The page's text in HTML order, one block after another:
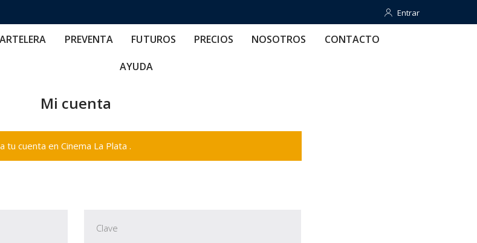
Entrar
Entrar
PREVENTA FUTUROS PRECIOS NOSOTROS CONTACTO
AYUDA
Mi cuenta
cuenta en Cinema La Plata .